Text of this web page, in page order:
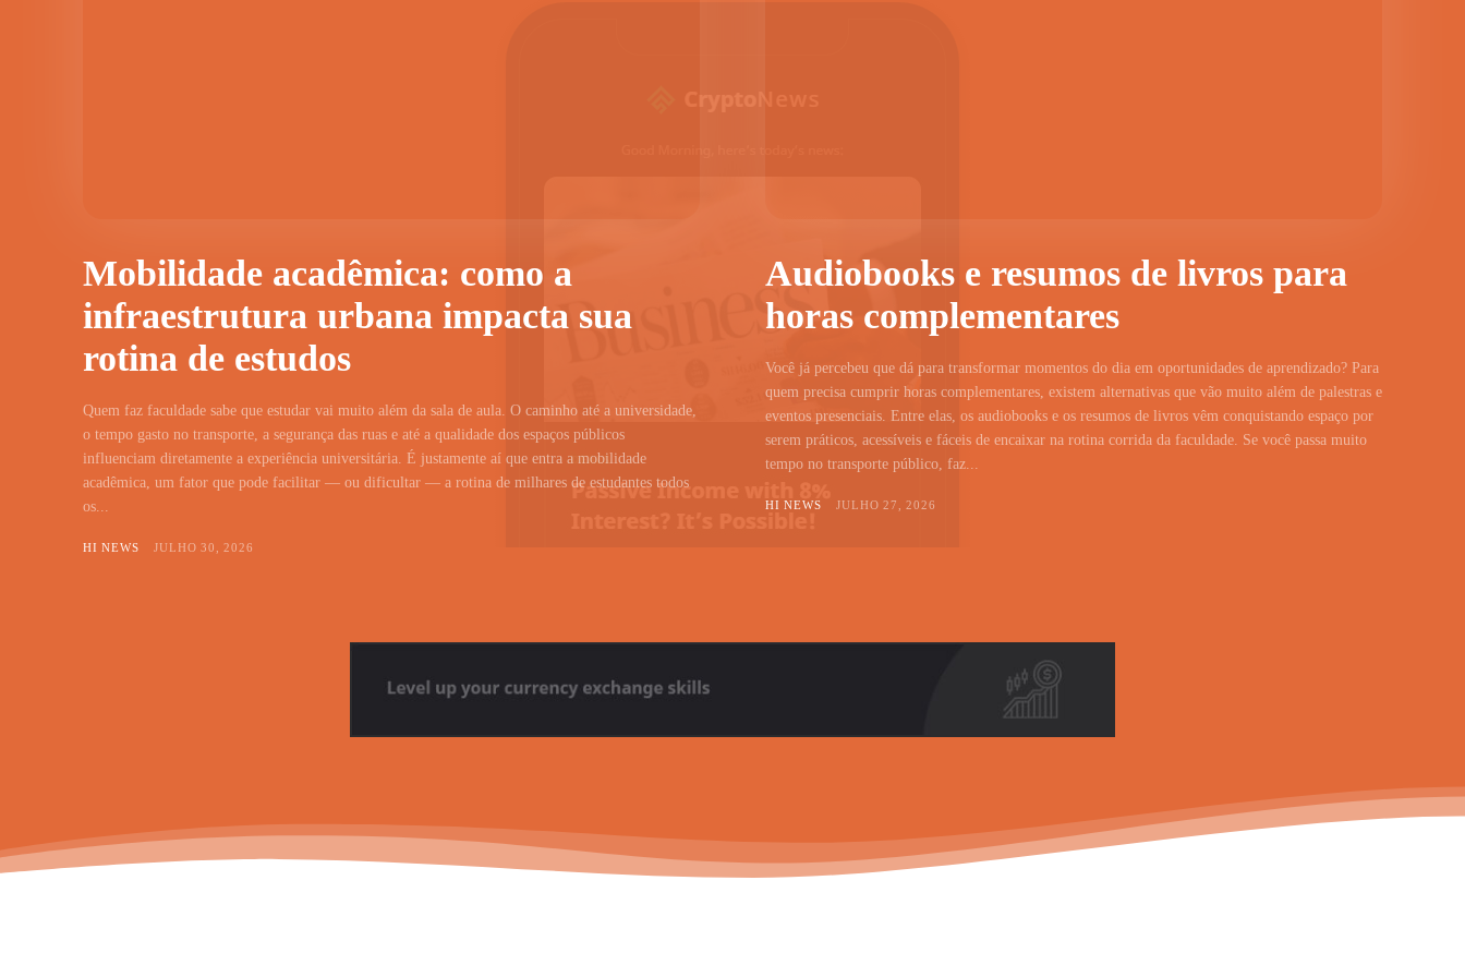
Mobilidade acadêmica: como a
infraestrutura urbana impacta sua
rotina de estudos
Quem faz faculdade sabe que estudar vai muito além da sala de aula. O caminho até a universidade,
o tempo gasto no transporte, a segurança das ruas e até a qualidade dos espaços públicos
influenciam diretamente a experiência universitária. É justamente aí que entra a mobilidade
acadêmica, um fator que pode facilitar — ou dificultar — a rotina de milhares de estudantes todos
os...
HI NEWS JULHO 30, 2026
Audiobooks e resumos de livros para
horas complementares
Você já percebeu que dá para transformar momentos do dia em oportunidades de aprendizado? Para
quem precisa cumprir horas complementares, existem alternativas que vão muito além de palestras e
eventos presenciais. Entre elas, os audiobooks e os resumos de livros vêm conquistando espaço por
serem práticos, acessíveis e fáceis de encaixar na rotina corrida da faculdade. Se você passa muito
tempo no transporte público, faz...
HI NEWS JULHO 27, 2026